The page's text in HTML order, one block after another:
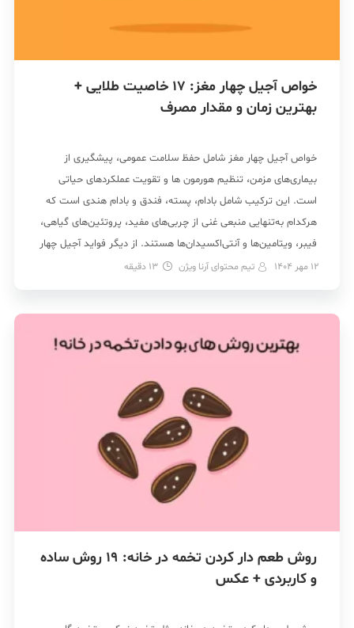
خواص آجیل چهار مغز: 17 خاصیت طلایی +
بهترین زمان و مقدار مصرف
خواص آجیل چهار مغز شامل حفظ سلامت عمومی، پیشگیری از
بیماری‌های مزمن، تنظیم هورمون ها و تقویت عملکردهای حیاتی
است. این ترکیب شامل بادام، پسته، فندق و بادام هندی است که
هرکدام به‌تنهایی منبعی غنی از چربی‌های مفید، پروتئین‌های گیاهی،
فیبر، ویتامین‌ها و آنتی‌اکسیدان‌ها هستند. از دیگر فواید آجیل چهار
مغز، بهبود سلامت قلب و مغز، […]
12 مهر 1404 تیم محتوای آرنا ویژن 13 دقیقه
روش‌ طعم‌ دار کردن تخمه‌ در خانه: 19 روش ساده
و کاربردی + عکس